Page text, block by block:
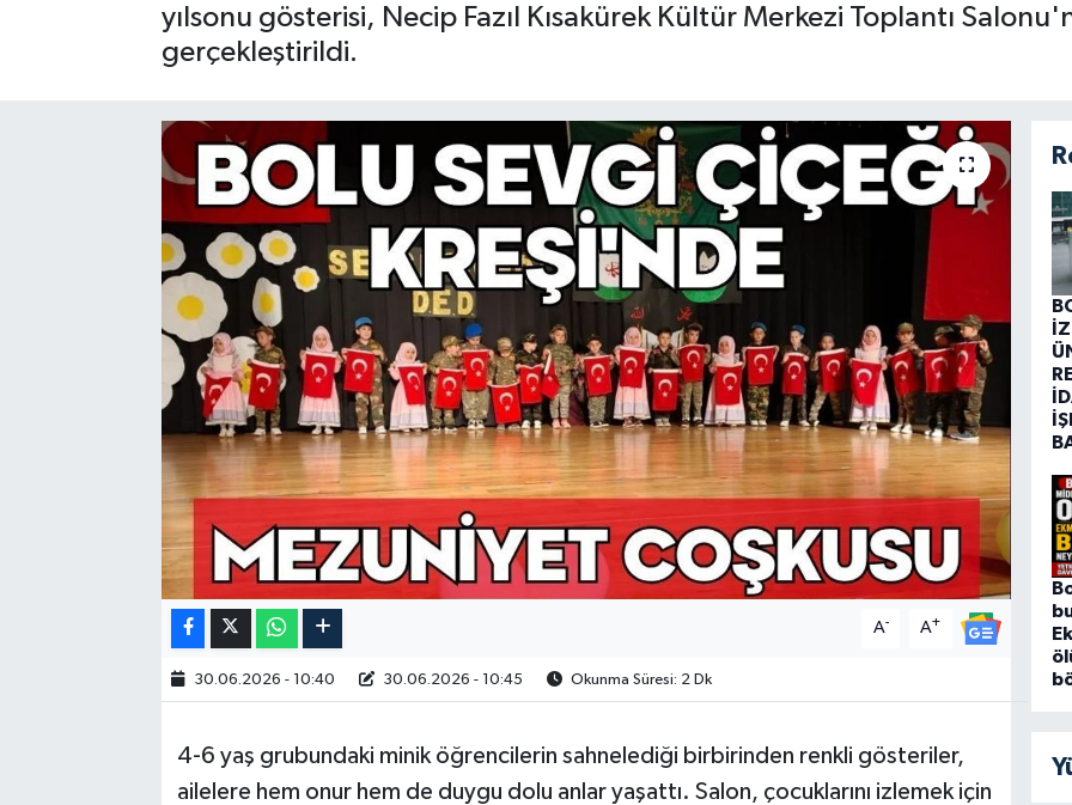
yılsonu gösterisi, Necip Fazıl Kısakürek Kültür Merkezi Toplantı
gerçekleştirildi.
A- A+
30.06.2026 - 10:40 30.06.2026 - 10:45 Okunma Süresi: 2 Dk
4-6 yaş grubundaki minik öğrencilerin sahnelediği birbirinden renkli gösteriler,
ailelere hem onur hem de duygu dolu anlar yaşattı. Salon, çocuklarını izlemek için